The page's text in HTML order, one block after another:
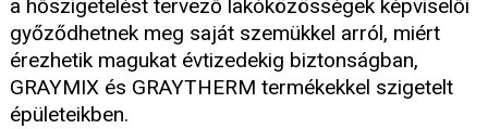
a hőszigetelést tervező lakóközösségek képviselői
győződhetnek meg saját szemükkel arról, miért
érezhetik magukat évtizedekig biztonságban,
GRAYMIX és GRAYTHERM termékekkel szigetelt
épületeikben.